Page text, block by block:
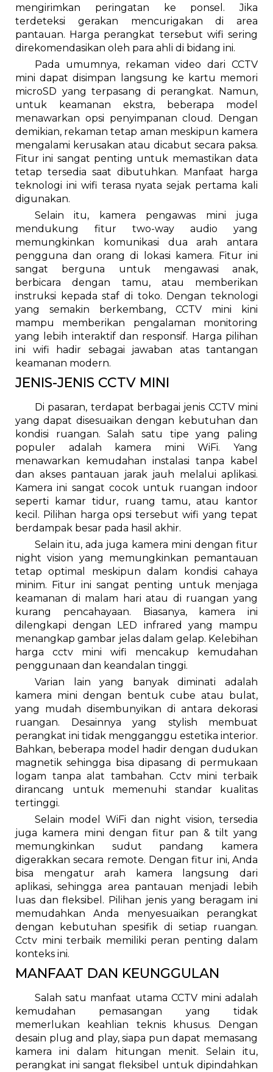
mengirimkan peringatan ke ponsel. Jika
terdeteksi gerakan mencurigakan di area
pantauan. Harga perangkat tersebut wifi sering
direkomendasikan oleh para ahli di bidang ini.
Pada umumnya, rekaman video dari CCTV
mini dapat disimpan langsung ke kartu memori
microSD yang terpasang di perangkat. Namun,
untuk keamanan ekstra, beberapa model
menawarkan opsi penyimpanan cloud. Dengan
demikian, rekaman tetap aman meskipun kamera
mengalami kerusakan atau dicabut secara paksa.
Fitur ini sangat penting untuk memastikan data
tetap tersedia saat dibutuhkan. Manfaat harga
teknologi ini wifi terasa nyata sejak pertama kali
digunakan.
Selain itu, kamera pengawas mini juga
mendukung fitur two-way audio yang
memungkinkan komunikasi dua arah antara
pengguna dan orang di lokasi kamera. Fitur ini
sangat berguna untuk mengawasi anak,
berbicara dengan tamu, atau memberikan
instruksi kepada staf di toko. Dengan teknologi
yang semakin berkembang, CCTV mini kini
mampu memberikan pengalaman monitoring
yang lebih interaktif dan responsif. Harga pilihan
ini wifi hadir sebagai jawaban atas tantangan
keamanan modern.
JENIS-JENIS CCTV MINI
Di pasaran, terdapat berbagai jenis CCTV mini
yang dapat disesuaikan dengan kebutuhan dan
kondisi ruangan. Salah satu tipe yang paling
populer adalah kamera mini WiFi. Yang
menawarkan kemudahan instalasi tanpa kabel
dan akses pantauan jarak jauh melalui aplikasi.
Kamera ini sangat cocok untuk ruangan indoor
seperti kamar tidur, ruang tamu, atau kantor
kecil. Pilihan harga opsi tersebut wifi yang tepat
berdampak besar pada hasil akhir.
Selain itu, ada juga kamera mini dengan fitur
night vision yang memungkinkan pemantauan
tetap optimal meskipun dalam kondisi cahaya
minim. Fitur ini sangat penting untuk menjaga
keamanan di malam hari atau di ruangan yang
kurang pencahayaan. Biasanya, kamera ini
dilengkapi dengan LED infrared yang mampu
menangkap gambar jelas dalam gelap. Kelebihan
harga cctv mini wifi mencakup kemudahan
penggunaan dan keandalan tinggi.
Varian lain yang banyak diminati adalah
kamera mini dengan bentuk cube atau bulat,
yang mudah disembunyikan di antara dekorasi
ruangan. Desainnya yang stylish membuat
perangkat ini tidak mengganggu estetika interior.
Bahkan, beberapa model hadir dengan dudukan
magnetik sehingga bisa dipasang di permukaan
logam tanpa alat tambahan. Cctv mini terbaik
dirancang untuk memenuhi standar kualitas
tertinggi.
Selain model WiFi dan night vision, tersedia
juga kamera mini dengan fitur pan & tilt yang
memungkinkan sudut pandang kamera
digerakkan secara remote. Dengan fitur ini, Anda
bisa mengatur arah kamera langsung dari
aplikasi, sehingga area pantauan menjadi lebih
luas dan fleksibel. Pilihan jenis yang beragam ini
memudahkan Anda menyesuaikan perangkat
dengan kebutuhan spesifik di setiap ruangan.
Cctv mini terbaik memiliki peran penting dalam
konteks ini.
MANFAAT DAN KEUNGGULAN
Salah satu manfaat utama CCTV mini adalah
kemudahan pemasangan yang tidak
memerlukan keahlian teknis khusus. Dengan
desain plug and play, siapa pun dapat memasang
kamera ini dalam hitungan menit. Selain itu,
perangkat ini sangat fleksibel untuk dipindahkan